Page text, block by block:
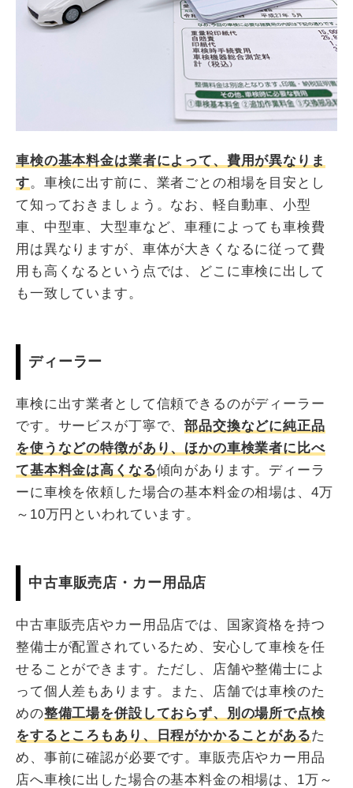
車検の基本料金は業者によって、費用が異なりま
す。車検に出す前に、業者ごとの相場を目安とし
て知っておきましょう。なお、軽自動車、小型
車、中型車、大型車など、車種によっても車検費
用は異なりますが、車体が大きくなるに従って費
用も高くなるという点では、どこに車検に出して
も一致しています。
ディーラー
車検に出す業者として信頼できるのがディーラー
です。サービスが丁寧で、部品交換などに純正品
を使うなどの特徴があり、ほかの車検業者に比べ
て基本料金は高くなる傾向があります。ディーラ
ーに車検を依頼した場合の基本料金の相場は、4万
～10万円といわれています。
中古車販売店・カー用品店
中古車販売店やカー用品店では、国家資格を持つ
整備士が配置されているため、安心して車検を任
せることができます。ただし、店舗や整備士によ
って個人差もあります。また、店舗では車検のた
めの整備工場を併設しておらず、別の場所で点検
をするところもあり、日程がかかることがあるた
め、事前に確認が必要です。車販売店やカー用品
店へ車検に出した場合の基本料金の相場は、1万～